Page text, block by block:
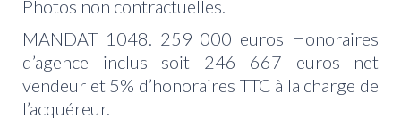
Photos non contractuelles.
MANDAT 1048. 259 000 euros Honoraires
d’agence inclus soit 246 667 euros net
vendeur et 5% d’honoraires TTC à la charge de
l’acquéreur.